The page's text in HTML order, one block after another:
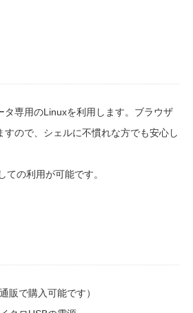
タ専用のLinuxを利用します。ブラウザ
すので、シェルに不慣れな方でも安心し
ての利用が可能です。
で購入可能です）